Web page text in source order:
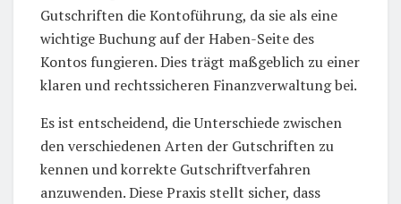
Gutschriften die Kontoführung, da sie als eine
wichtige Buchung auf der Haben-Seite des
Kontos fungieren. Dies trägt maßgeblich zu einer
klaren und rechtssicheren Finanzverwaltung bei.
Es ist entscheidend, die Unterschiede zwischen
den verschiedenen Arten der Gutschriften zu
kennen und korrekte Gutschriftverfahren
anzuwenden. Diese Praxis stellt sicher, dass